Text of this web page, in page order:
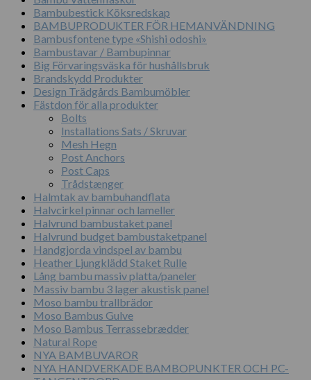
Bambubestick Köksredskap
BAMBUPRODUKTER FÖR HEMANVÄNDNING
Bambusfontene type «Shishi odoshi»
Bambustavar / Bambupinnar
Big Förvaringsväska för hushållsbruk
Brandskydd Produkter
Design Trädgårds Bambumöbler
Fästdon för alla produkter
Bolts
Installations Sats / Skruvar
Mesh Hegn
Post Anchors
Post Caps
Trådstænger
Halmtak av bambuhandflata
Halvcirkel pinnar och lameller
Halvrund bambustaket panel
Halvrund budget bambustaketpanel
Handgjorda vindspel av bambu
Heather Ljungklädd Staket Rulle
Lång bambu massiv platta/paneler
Massiv bambu 3 lager akustisk panel
Moso bambu trallbrädor
Moso Bambus Gulve
Moso Bambus Terrassebrædder
Natural Rope
NYA BAMBUVAROR
NYA HANDVERKADE BAMBOPUNKTER OCH PC-